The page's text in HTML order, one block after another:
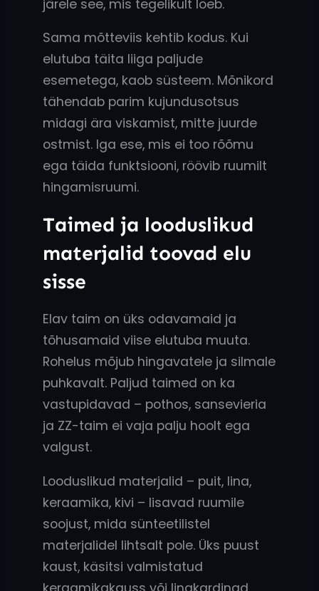
järele see, mis tegelikult loeb.
Sama mõtteviis kehtib kodus. Kui
elutuba täita liiga paljude
esemetega, kaob süsteem. Mõnikord
tähendab parim kujundusotsus
midagi ära viskamist, mitte juurde
ostmist. Iga ese, mis ei too rõõmu
ega täida funktsiooni, röövib ruumilt
hingamisruumi.
Taimed ja looduslikud
materjalid toovad elu
sisse
Elav taim on üks odavamaid ja
tõhusamaid viise elutuba muuta.
Rohelus mõjub hingavatele ja silmale
puhkavalt. Paljud taimed on ka
vastupidavad – pothos, sansevieria
ja ZZ-taim ei vaja palju hoolt ega
valgust.
Looduslikud materjalid – puit, lina,
keraamika, kivi – lisavad ruumile
soojust, mida sünteetilistel
materjalidel lihtsalt pole. Üks puust
kaust, käsitsi valmistatud